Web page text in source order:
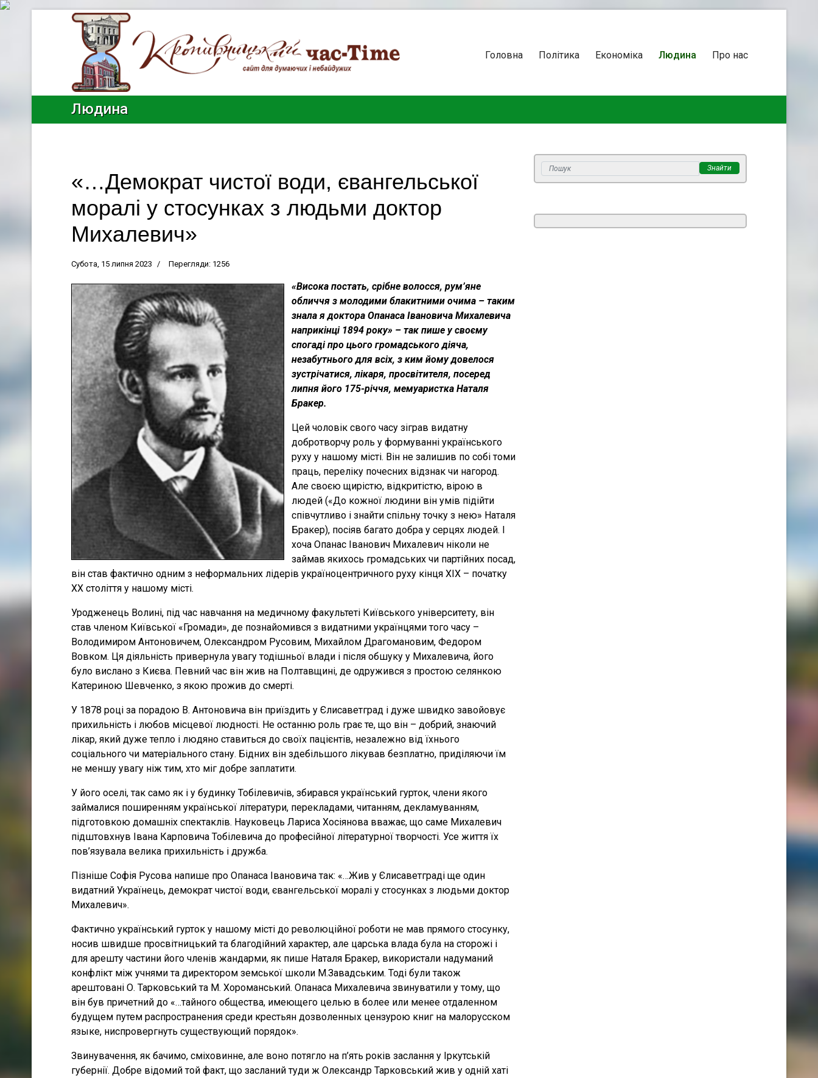
Головна Політика Економіка Людина Про нас
Людина
«…Демократ чистої води, євангельської
моралі у стосунках з людьми доктор
Михалевич»
Субота, 15 липня 2023 Перегляди: 1256
«Висока постать, срібне волосся, рум’яне
обличчя з молодими блакитними очима – таким
знала я доктора Опанаса Івановича Михалевича
наприкінці 1894 року» – так пише у своєму
спогаді про цього громадського діяча,
незабутнього для всіх, з ким йому довелося
зустрічатися, лікаря, просвітителя, посеред
липня його 175-річчя, мемуаристка Наталя
Бракер.
Цей чоловік свого часу зіграв видатну
добротворчу роль у формуванні українського
руху у нашому місті. Він не залишив по собі томи
праць, переліку почесних відзнак чи нагород.
Але своєю щирістю, відкритістю, вірою в
людей («До кожної людини він умів підійти
співчутливо і знайти спільну точку з нею» Наталя
Бракер), посіяв багато добра у серцях людей. І
хоча Опанас Іванович Михалевич ніколи не
займав якихось громадських чи партійних посад,
він став фактично одним з неформальних лідерів україноцентричного руху кінця ХІХ – початку
ХХ століття у нашому місті.
Уродженець Волині, під час навчання на медичному факультеті Київського університету, він
став членом Київської «Громади», де познайомився з видатними українцями того часу –
Володимиром Антоновичем, Олександром Русовим, Михайлом Драгомановим, Федором
Вовком. Ця діяльність привернула увагу тодішньої влади і після обшуку у Михалевича, його
було вислано з Києва. Певний час він жив на Полтавщині, де одружився з простою селянкою
Катериною Шевченко, з якою прожив до смерті.
У 1878 році за порадою В. Антоновича він приїздить у Єлисаветград і дуже швидко завойовує
прихильність і любов місцевої людності. Не останню роль грає те, що він – добрий, знаючий
лікар, який дуже тепло і людяно ставиться до своїх пацієнтів, незалежно від їхнього
соціального чи матеріального стану. Бідних він здебільшого лікував безплатно, приділяючи їм
не меншу увагу ніж тим, хто міг добре заплатити.
У його оселі, так само як і у будинку Тобілевичів, збирався український гурток, члени якого
займалися поширенням української літератури, перекладами, читанням, декламуванням,
підготовкою домашніх спектаклів. Науковець Лариса Хосіянова вважає, що саме Михалевич
підштовхнув Івана Карповича Тобілевича до професійної літературної творчості. Усе життя їх
пов’язувала велика прихильність і дружба.
Пізніше Софія Русова напише про Опанаса Івановича так: «…Жив у Єлисаветграді ще один
видатний Українець, демократ чистої води, євангельської моралі у стосунках з людьми доктор
Михалевич».
Фактично український гурток у нашому місті до революційної роботи не мав прямого стосунку,
носив швидше просвітницький та благодійний характер, але царська влада була на сторожі і
для арешту частини його членів жандарми, як пише Наталя Бракер, використали надуманий
конфлікт між учнями та директором земської школи М.Завадським. Тоді були також
арештовані О. Тарковський та М. Хороманський. Опанаса Михалевича звинуватили у тому, що
він був причетний до «…тайного общества, имеющего целью в более или менее отдаленном
будущем путем распространения среди крестьян дозволенных цензурою книг на малорусском
языке, ниспровергнуть существующий порядок».
Звинувачення, як бачимо, сміховинне, але воно потягло на п’ять років заслання у Іркутській
губернії. Добре відомий той факт, що засланий туди ж Олександр Тарковський жив у одній хаті
Знайти